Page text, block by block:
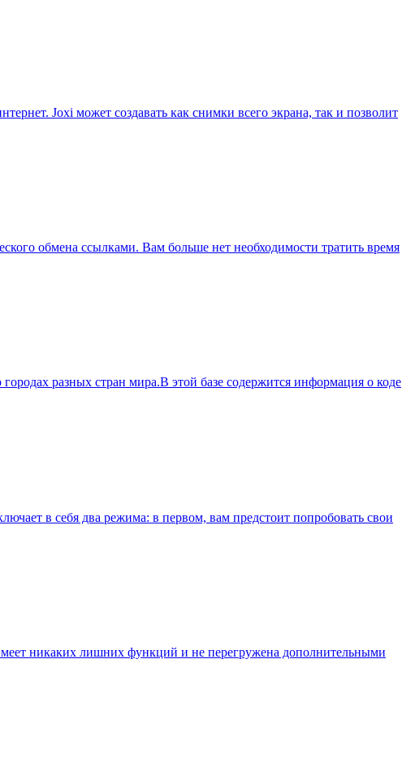
Joxi может создавать как снимки всего экрана, так и позволит
обмена ссылками. Вам больше нет необходимости тратить время
разных стран мира.В этой базе содержится информация о коде
в себя два режима: в первом, вам предстоит попробовать свои
никаких лишних функций и не перегружена дополнительными